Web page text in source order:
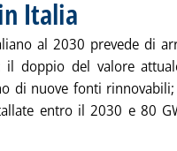
Italia
al 2030 prevede di
il doppio del valore
di nuove fonti
entro il 2030 e 80